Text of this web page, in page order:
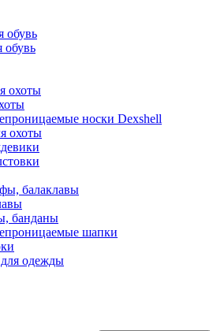
обувь
обувь
охоты
носки Dexshell
охоты
балаклавы
банданы
шапки
одежды